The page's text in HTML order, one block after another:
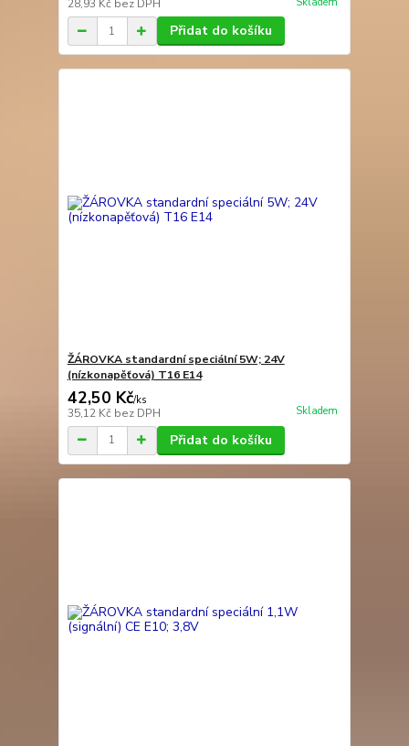
28,93 Kč bez DPH
Přidat do košíku
ŽÁROVKA standardní speciální 5W; 24V
(nízkonapěťová) T16 E14
42,50 Kč/ks
35,12 Kč bez DPH Skladem
Přidat do košíku